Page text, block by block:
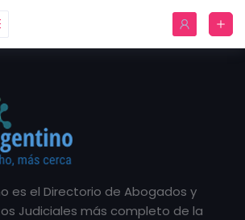
es el Directorio de Abogados y
Judiciales más completo de la